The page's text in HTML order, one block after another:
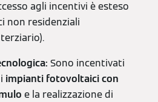
agli incentivi è esteso
non residenziali
Sono incentivati
impianti fotovoltaici con
e la realizzazione di